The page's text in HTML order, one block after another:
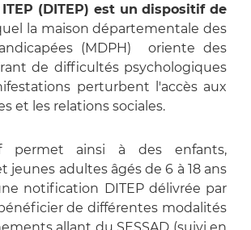
(DITEP) est un dispositif de
la maison départementale des
(MDPH) oriente des
de difficultés psychologiques
perturbent l'accès aux
et les relations sociales.
permet ainsi à des enfants,
jeunes adultes âgés de 6 à 18 ans
notification DITEP délivrée par
de différentes modalités